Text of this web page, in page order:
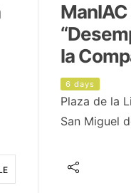
la
6 days
Plaza de la
San Miguel